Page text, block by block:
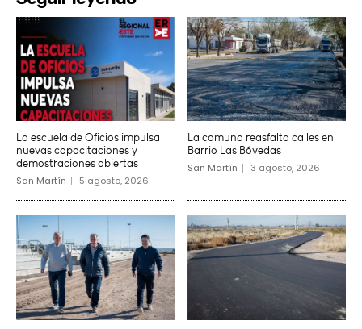
La escuela de Oficios impulsa
nuevas capacitaciones y
demostraciones abiertas
San Martín 5 agosto, 2026
La comuna reasfalta calles en
Barrio Las Bóvedas
San Martín 3 agosto, 2026